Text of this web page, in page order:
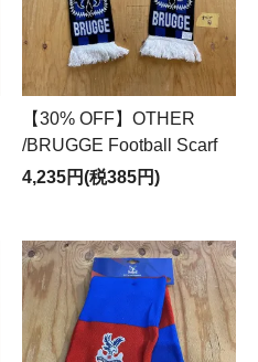
【30% OFF】OTHER
/BRUGGE Football Scarf
4,235円(税385円)